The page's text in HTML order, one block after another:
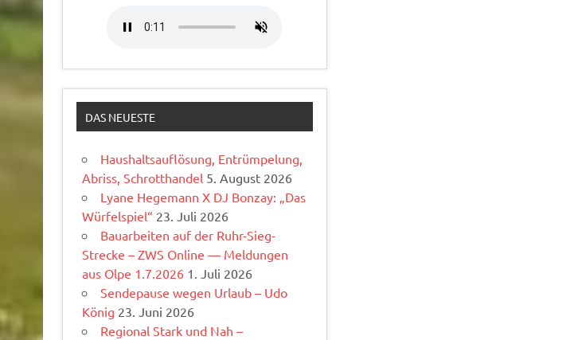
DAS NEUESTE
Haushaltsauflösung, Entrümpelung,
Abriss, Schrotthandel 5. August 2026
Lyane Hegemann X DJ Bonzay: „Das
Würfelspiel“ 23. Juli 2026
Bauarbeiten auf der Ruhr-Sieg-
Strecke – ZWS Online — Meldungen
aus Olpe 1.7.2026 1. Juli 2026
Sendepause wegen Urlaub – Udo
König 23. Juni 2026
Regional Stark und Nah –